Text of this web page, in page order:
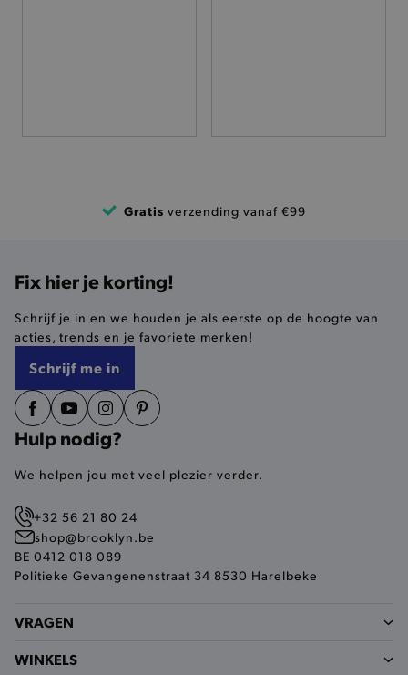
Gratis verzending vanaf €99
Fix hier je korting!
Schrijf je in en we houden je als eerste op de hoogte van
acties, trends en je favoriete merken!
Schrijf me in
Hulp nodig?
We helpen jou met veel plezier verder.
+32 56 21 80 24
shop@brooklyn.be
BE 0412 018 089
Politieke Gevangenenstraat 34 8530 Harelbeke
VRAGEN
WINKELS
site op een correcte manier wordt verorberd. De
Naam
Provider
pickupStoreVal